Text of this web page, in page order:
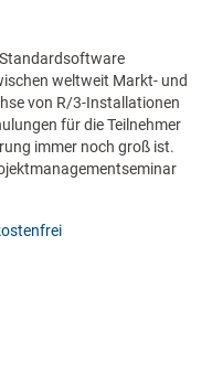
weltweit Markt- und
von R/3-Installationen
für die Teilnehmer
immer noch groß ist.